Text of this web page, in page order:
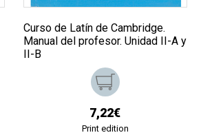
Curso de Latín de Cambridge.
Manual del profesor. Unidad II-A y
II-B
7,22€
Print edition